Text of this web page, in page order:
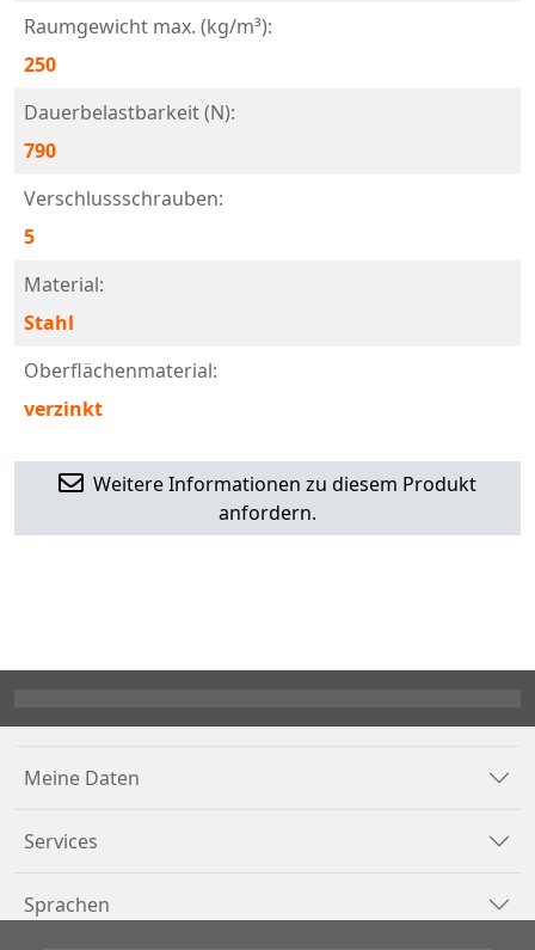
Raumgewicht max. (kg/m³):
250
Dauerbelastbarkeit (N):
790
Verschlussschrauben:
5
Material:
Stahl
Oberflächenmaterial:
verzinkt
Weitere Informationen zu diesem Produkt
anfordern.
Meine Daten
Services
Sprachen